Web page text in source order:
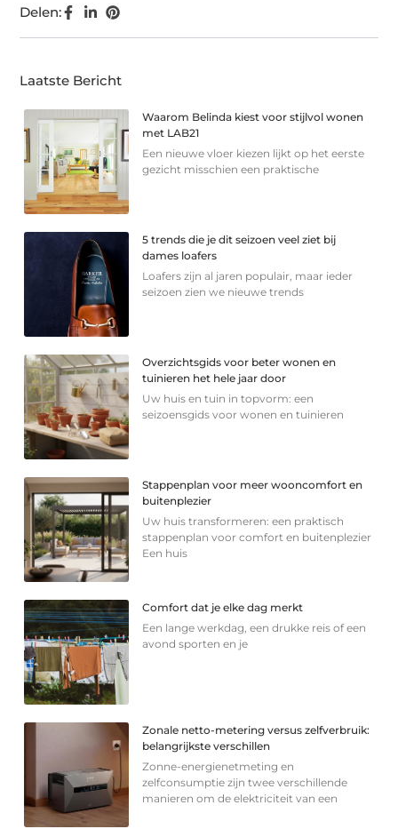
Delen:
Laatste Bericht
Waarom Belinda kiest voor stijlvol wonen
met LAB21
Een nieuwe vloer kiezen lijkt op het eerste
gezicht misschien een praktische
5 trends die je dit seizoen veel ziet bij
dames loafers
Loafers zijn al jaren populair, maar ieder
seizoen zien we nieuwe trends
Overzichtsgids voor beter wonen en
tuinieren het hele jaar door
Uw huis en tuin in topvorm: een
seizoensgids voor wonen en tuinieren
Stappenplan voor meer wooncomfort en
buitenplezier
Uw huis transformeren: een praktisch
stappenplan voor comfort en buitenplezier
Een huis
Comfort dat je elke dag merkt
Een lange werkdag, een drukke reis of een
avond sporten en je
Zonale netto-metering versus zelfverbruik:
belangrijkste verschillen
Zonne-energienetmeting en
zelfconsumptie zijn twee verschillende
manieren om de elektriciteit van een